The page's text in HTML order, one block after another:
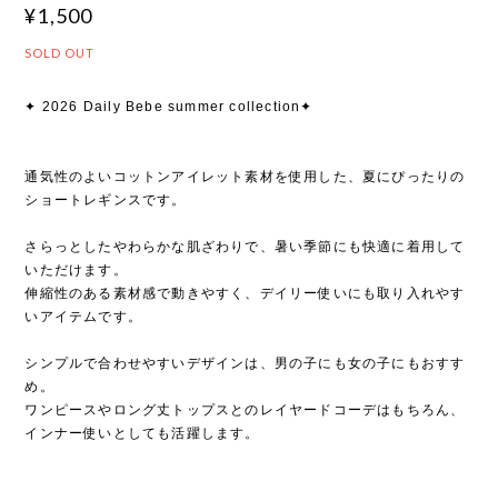
¥1,500
SOLD OUT
✦ 2026 Daily Bebe summer collection✦
通気性のよいコットンアイレット素材を使用した、夏にぴったりの
ショートレギンスです。
さらっとしたやわらかな肌ざわりで、暑い季節にも快適に着用して
いただけます。
伸縮性のある素材感で動きやすく、デイリー使いにも取り入れやす
いアイテムです。
シンプルで合わせやすいデザインは、男の子にも女の子にもおすす
め。
ワンピースやロング丈トップスとのレイヤードコーデはもちろん、
インナー使いとしても活躍します。